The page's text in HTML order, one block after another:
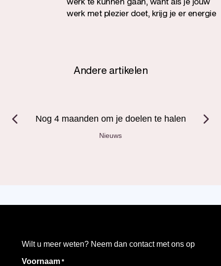
werk met plezier doet, krijg je er energie
Andere artikelen
Nog 4 maanden om je doelen te halen
Nieuws
Wilt u meer weten? Neem dan contact met ons op
Voornaam *